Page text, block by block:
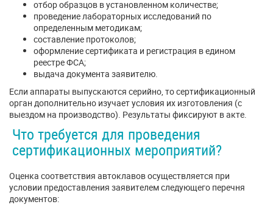
отбор образцов в установленном количестве;
проведение лабораторных исследований по
определенным методикам;
составление протоколов;
оформление сертификата и регистрация в едином
реестре ФСА;
выдача документа заявителю.
Если аппараты выпускаются серийно, то сертификационный
орган дополнительно изучает условия их изготовления (с
выездом на производство). Результаты фиксируют в акте.
Что требуется для проведения
сертификационных мероприятий?
Оценка соответствия автоклавов осуществляется при
условии предоставления заявителем следующего перечня
документов: